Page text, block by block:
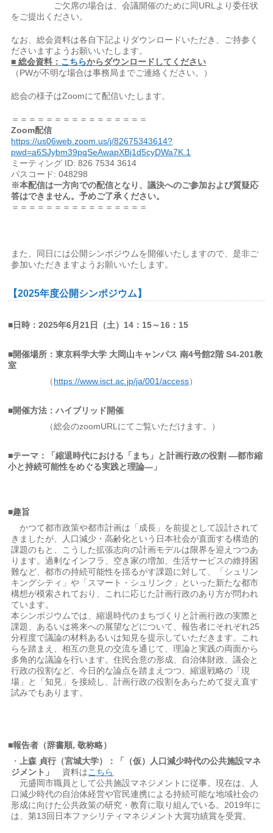
ご欠席の場合は、会議開催のために同URLより委任状
をご提出ください。
なお、総会資料は各自下記よりダウンロードいただき、ご持参く
ださいますようお願いいたします。
■ 総会資料： こちらからダウンロードしてください
（PWが不明な場合は事務局までご連絡ください。）
総会の様子はZoomにて配信いたします。
＝＝＝＝＝＝＝＝＝＝＝＝＝＝＝＝
Zoom配信
https://us06web.zoom.us/j/82675343614?
pwd=a6SJybm39pqSeAwapXBj1d5cyDWa7K.1
ミーティング ID: 826 7534 3614
パスコード: 048298
※本配信は一方向での配信となり、議決へのご参加および質疑応
答はできません。予めご了承ください。
＝＝＝＝＝＝＝＝＝＝＝＝＝＝＝＝
また、同日には公開シンポジウムを開催いたしますので、是非ご
参加いただきますようお願いいたします。
【2025年度公開シンポジウム】
■日時：2025年6月21日（土）14：15～16：15
■開催場所：東京科学大学 大岡山キャンパス 南4号館2階 S4-201教
室
（https://www.isct.ac.jp/ja/001/access）
■開催方法：ハイブリッド開催
（総会のzoomURLにてご覧いただけます。）
■テーマ：「縮退時代における「まち」と計画行政の役割 —都市縮
小と持続可能性をめぐる実践と理論—」
■趣旨
かつて都市政策や都市計画は「成長」を前提として設計されて
きましたが、人口減少・高齢化という日本社会が直面する構造的
課題のもと、こうした拡張志向の計画モデルは限界を迎えつつあ
ります。過剰なインフラ、空き家の増加、生活サービスの維持困
難など、都市の持続可能性を揺るがす課題に対して、「シュリン
キングシティ」や「スマート・シュリンク」といった新たな都市
構想が模索されており、これに応じた計画行政のあり方が問われ
ています。
本シンポジウムでは、縮退時代のまちづくりと計画行政の実際と
課題、あるいは将来への展望などについて、報告者にそれぞれ25
分程度で議論の材料あるいは知見を提示していただきます。これ
らを踏まえ、相互の意見の交流を通じて、理論と実践の両面から
多角的な議論を行います。住民合意の形成、自治体財政、議会と
行政の役割など、今日的な論点を踏まえつつ、縮退戦略の「現
場」と「知見」を接続し、計画行政の役割をあらためて捉え直す
試みでもあります。
■報告者（辞書順, 敬称略）
・
上森 貞行（宮城大学）：「（仮）人口減少時代の公共施設マネ
ジメント」 資料はこちら
元盛岡市職員として公共施設マネジメントに従事。現在は、人
口減少時代の自治体経営や官民連携による持続可能な地域社会の
形成に向けた公共政策の研究・教育に取り組んでいる。2019年に
は、第13回日本ファシリティマネジメント大賞功績賞を受賞。